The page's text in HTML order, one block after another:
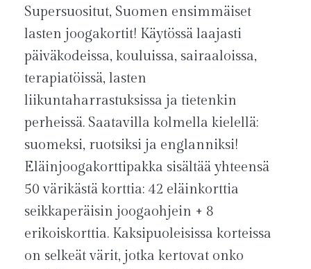
Supersuositut, Suomen ensimmäiset
lasten joogakortit! Käytössä laajasti
päiväkodeissa, kouluissa, sairaaloissa,
terapiatöissä, lasten
liikuntaharrastuksissa ja tietenkin
perheissä. Saatavilla kolmella kielellä:
suomeksi, ruotsiksi ja englanniksi!
Eläinjoogakorttipakka sisältää yhteensä
50 värikästä korttia: 42 eläinkorttia
seikkaperäisin joogaohjein + 8
erikoiskorttia. Kaksipuoleisissa korteissa
on selkeät värit, jotka kertovat onko